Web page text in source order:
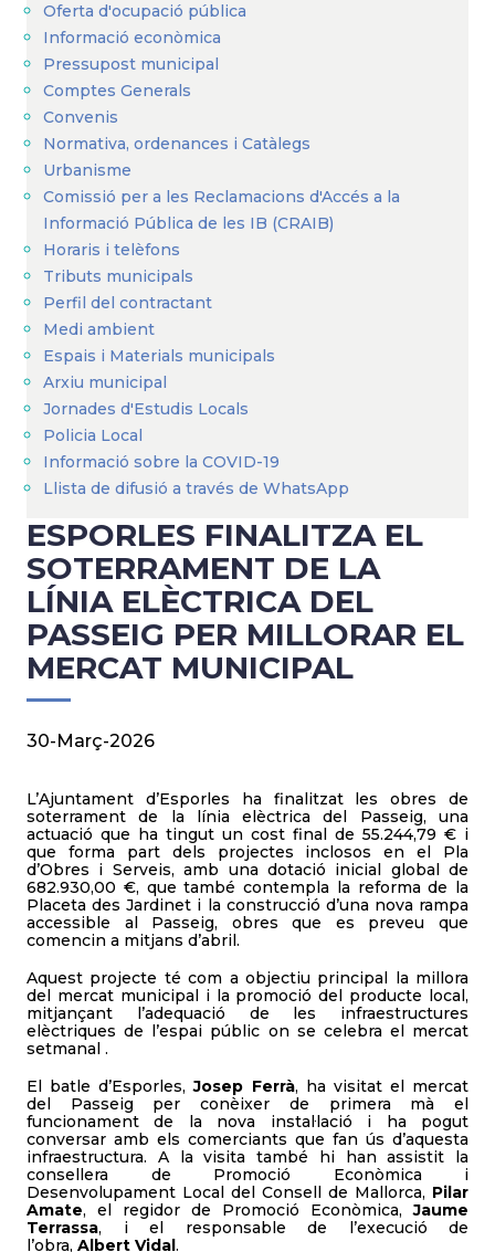
Oferta d'ocupació pública
Informació econòmica
Pressupost municipal
Comptes Generals
Convenis
Normativa, ordenances i Catàlegs
Urbanisme
Comissió per a les Reclamacions d'Accés a la
Informació Pública de les IB (CRAIB)
Horaris i telèfons
Tributs municipals
Perfil del contractant
Medi ambient
Espais i Materials municipals
Arxiu municipal
Jornades d'Estudis Locals
Policia Local
Informació sobre la COVID-19
Llista de difusió a través de WhatsApp
ESPORLES FINALITZA EL
SOTERRAMENT DE LA
LÍNIA ELÈCTRICA DEL
PASSEIG PER MILLORAR EL
MERCAT MUNICIPAL
30-Març-2026
L’Ajuntament d’Esporles ha finalitzat les obres de
soterrament de la línia elèctrica del Passeig, una
actuació que ha tingut un cost final de 55.244,79 € i
que forma part dels projectes inclosos en el Pla
d’Obres i Serveis, amb una dotació inicial global de
682.930,00 €, que també contempla la reforma de la
Placeta des Jardinet i la construcció d’una nova rampa
accessible al Passeig, obres que es preveu que
comencin a mitjans d’abril.
Aquest projecte té com a objectiu principal la millora
del mercat municipal i la promoció del producte local,
mitjançant l’adequació de les infraestructures
elèctriques de l’espai públic on se celebra el mercat
setmanal .
El batle d’Esporles,Josep Ferrà, ha visitat el mercat
del Passeig per conèixer de primera mà el
funcionament de la nova instal·lació i ha pogut
conversar amb els comerciants que fan ús d’aquesta
infraestructura. A la visita també hi han assistit la
consellera de Promoció Econòmica i
Desenvolupament Local del Consell de Mallorca, Pilar
Amate, el regidor de Promoció Econòmica,Jaume
Terrassa, i el responsable de l’execució de
l’obra, Albert Vidal.